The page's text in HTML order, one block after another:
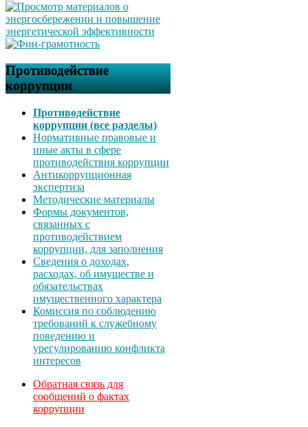
Противодействие
коррупции
Противодействие
коррупции (все разделы)
Нормативные правовые и
иные акты в сфере
противодействия коррупции
Антикоррупционная
экспертиза
Методические материалы
Формы документов,
связанных с
противодействием
коррупции, для заполнения
Сведения о доходах,
расходах, об имуществе и
обязательствах
имущественного характера
Комиссия по соблюдению
требований к служебному
поведению и
урегулированию конфликта
интересов
Обратная связь для
сообщений о фактах
коррупции